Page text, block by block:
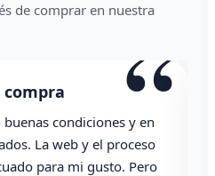
de comprar en nuestra
“
compra
condiciones y en
La web y el proceso
para mi gusto. Pero